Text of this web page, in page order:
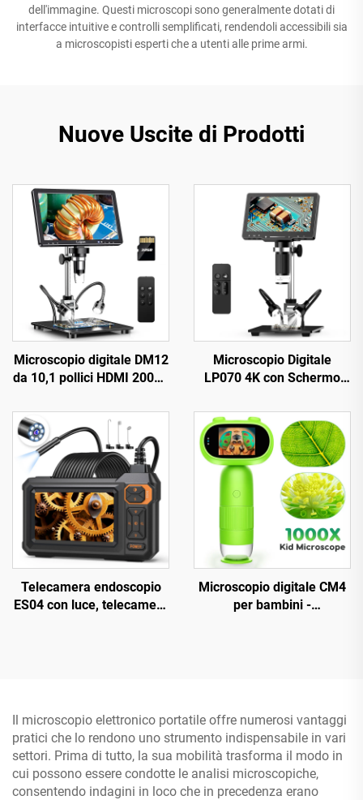
dell'immagine. Questi microscopi sono generalmente dotati di
interfacce intuitive e controlli semplificati, rendendoli accessibili sia
a microscopisti esperti che a utenti alle prime armi.
Nuove Uscite di Prodotti
Microscopio digitale DM12
da 10,1 pollici HDMI 2000X
Microscopio Digitale
LP070 4K con Schermo
Microscopio HD HDMI da
48 MP
Telecamera endoscopio
ES04 con luce, telecamera
Microscopio digitale CM4
per bambini -
Il microscopio elettronico portatile offre numerosi vantaggi
pratici che lo rendono uno strumento indispensabile in vari
settori. Prima di tutto, la sua mobilità trasforma il modo in
cui possono essere condotte le analisi microscopiche,
consentendo indagini in loco che in precedenza erano